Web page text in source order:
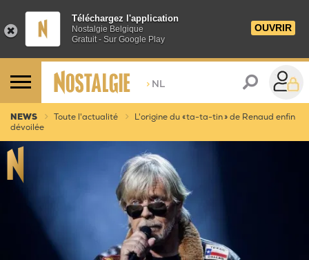
Téléchargez l'application
Nostalgie Belgique
Gratuit - Sur Google Play
OUVRIR
> NL
NEWS Toute l'actualité
L'origine du « ta-ta-tin » de Renaud enfin
dévoilée